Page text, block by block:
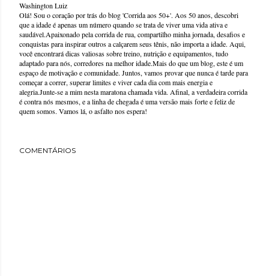
Washington Luiz
Olá! Sou o coração por trás do blog 'Corrida aos 50+'. Aos 50 anos, descobri
que a idade é apenas um número quando se trata de viver uma vida ativa e
saudável.Apaixonado pela corrida de rua, compartilho minha jornada, desafios e
conquistas para inspirar outros a calçarem seus tênis, não importa a idade. Aqui,
você encontrará dicas valiosas sobre treino, nutrição e equipamentos, tudo
adaptado para nós, corredores na melhor idade.Mais do que um blog, este é um
espaço de motivação e comunidade. Juntos, vamos provar que nunca é tarde para
começar a correr, superar limites e viver cada dia com mais energia e
alegria.Junte-se a mim nesta maratona chamada vida. Afinal, a verdadeira corrida
é contra nós mesmos, e a linha de chegada é uma versão mais forte e feliz de
quem somos. Vamos lá, o asfalto nos espera!
COMENTÁRIOS